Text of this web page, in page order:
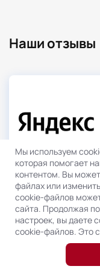
Наши отзывы
Отзывы в
5.0
Мы используем
которая помогает
контентом. Вы
файлах или
cookie-файлов
сайта. Продолжая
настроек, вы даете
cookie-файлов. Это